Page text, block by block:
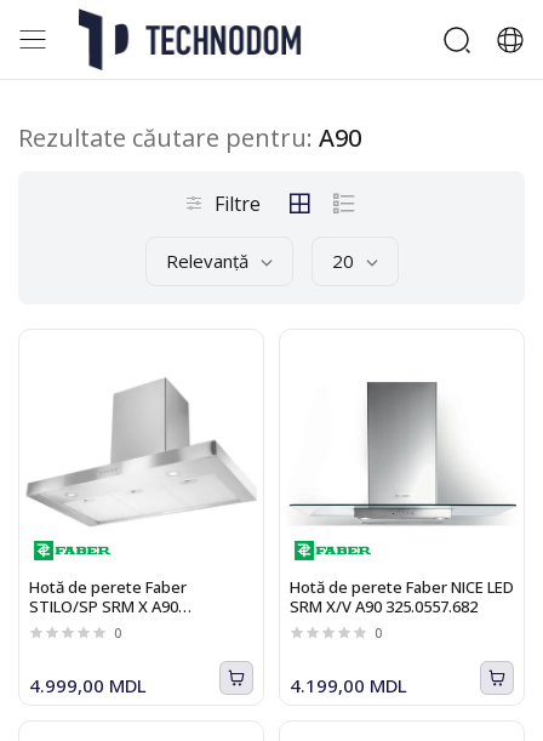
Rezultate căutare pentru: A90
Filtre
Relevanță 20
Hotă de perete Faber
STILO/SP SRM X A90
325.0557.664, 90 cm, 650 m3/h,
inox
0
4.999,00 MDL
Hotă de perete Faber NICE LED
SRM X/V A90 325.0557.682
0
4.199,00 MDL